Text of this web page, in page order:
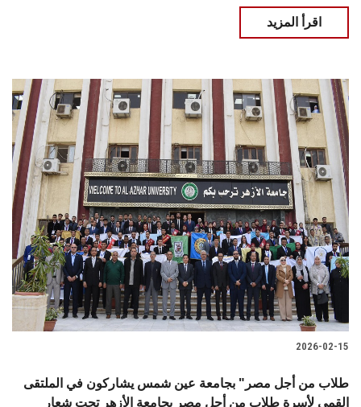
اقرأ المزيد
2026-02-15
طلاب من أجل مصر" بجامعة عين شمس يشاركون في الملتقى
القمي لأسرة طلاب من أجل مصر بجامعة الأزهر تحت شعار